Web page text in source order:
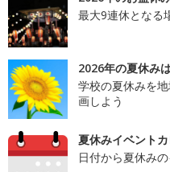
最大9連休となる
2026年の夏休み
学校の夏休みを
画しよう
夏休みイベント
日付から夏休み